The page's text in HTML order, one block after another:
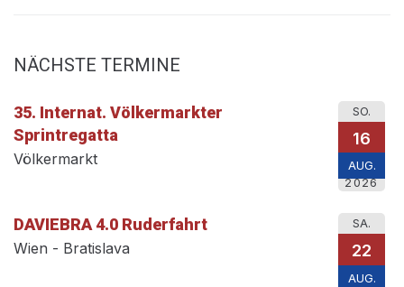
NÄCHSTE TERMINE
SO.
16
AUG.
2026
35. Internat. Völkermarkter
Sprintregatta
Völkermarkt
SA.
22
AUG.
DAVIEBRA 4.0 Ruderfahrt
Wien - Bratislava